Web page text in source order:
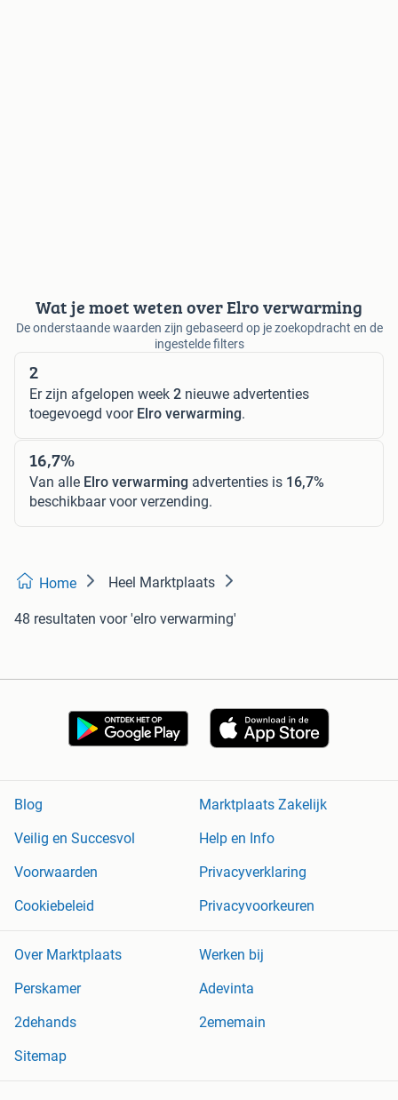
Wat je moet weten over Elro verwarming
De onderstaande waarden zijn gebaseerd op je zoekopdracht en de
ingestelde filters
2
Er zijn afgelopen week 2 nieuwe advertenties
toegevoegd voor Elro verwarming.
16,7%
Van alle Elro verwarming advertenties is 16,7%
beschikbaar voor verzending.
Home Heel Marktplaats
48 resultaten voor 'elro verwarming'
Blog
Marktplaats Zakelijk
Veilig en Succesvol
Help en Info
Voorwaarden
Privacyverklaring
Cookiebeleid
Privacyvoorkeuren
Over Marktplaats
Werken bij
Perskamer
Adevinta
2dehands
2ememain
Sitemap